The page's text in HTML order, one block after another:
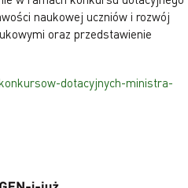
naukowej uczniów i rozwój
oraz przedstawienie
dotacyjnych-ministra-